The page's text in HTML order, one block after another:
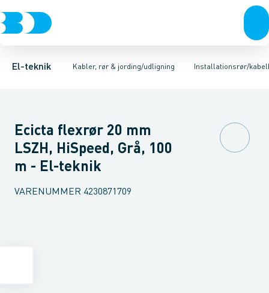
El-teknik Kabler, rør & jording/udligning
Afbrydere, stikkontakter & lampeudtag Forgreningsmateriel
Installationsrør/
Kabler/ledningerInstallationsrør/kabelbeskyttelsesrør
KabelendehætteInstallationsrør plastInstallationsrør metal
Ecicta flexrør 20 mm
LSZH, HiSpeed, Grå, 100
m - El-teknik
VARENUMMER 4230871709